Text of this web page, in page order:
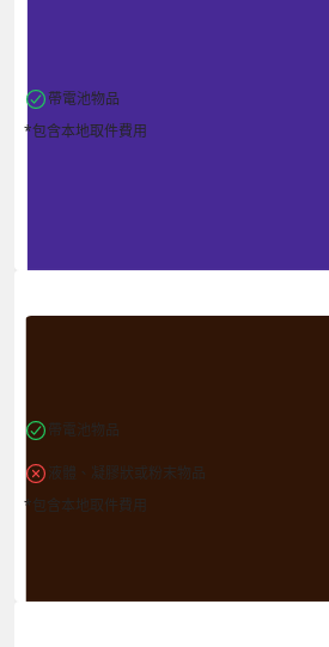
帶電池物品
*包含本地取件費用
帶電池物品
液體、凝膠狀或粉末物品
*包含本地取件費用